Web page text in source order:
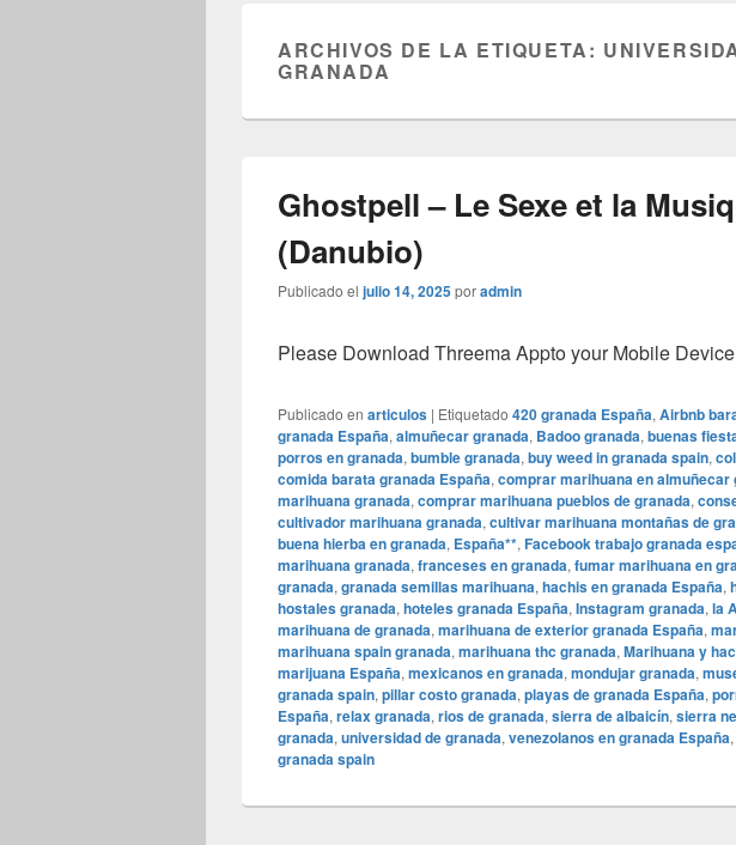
ARCHIVOS DE LA ETIQUETA:
GRANADA
Ghostpell – Le Sexe et la
(Danubio)
Publicado el julio 14, 2025poradmin
Please Download Threema Appto your Mobile
Publicado en articulos | Etiquetado 420 granada España, Airbnb
granada España, almuñecar granada, Badoo granada, buenas
porros en granada, bumble granada, buy weed in granada spain,
comida barata granada España, comprar marihuana en almuñecar
marihuana granada, comprar marihuana pueblos de granada,
cultivador marihuana granada, cultivar marihuana montañas de
buena hierba en granada, España**, Facebook trabajo granada
marihuana granada, franceses en granada, fumar marihuana en
granada, granada semillas marihuana, hachis en granada España,
hostales granada, hoteles granada España, Instagram granada, la
marihuana de granada, marihuana de exterior granada España,
marihuana spain granada, marihuana thc granada, Marihuana y
marijuana España, mexicanos en granada, mondujar granada,
granada spain, pillar costo granada, playas de granada España,
España, relax granada, rios de granada, sierra de albaicín, sierra
granada, universidad de granada, venezolanos en granada España,
granada spain